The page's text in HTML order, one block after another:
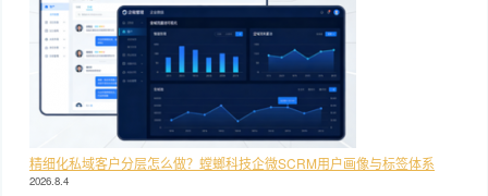
精细化私域客户分层怎么做？螳螂科技企微SCRM用户画像与标签体系
2026.8.4